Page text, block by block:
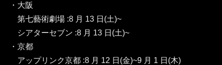
・大阪
第七藝術劇場 :8 月 13 日(土)~
シアターセブン :8 月 13 日(土)~
・京都
アップリンク京都 :8 月 12 日(金)~9 月 1 日(木)